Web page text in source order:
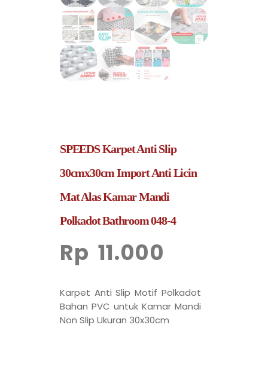
SPEEDS Karpet Anti Slip
30cmx30cm Import Anti Licin
Mat Alas Kamar Mandi
Polkadot Bathroom 048-4
Rp 11.000
Karpet Anti Slip Motif Polkadot
Bahan PVC untuk Kamar Mandi
Non Slip Ukuran 30x30cm